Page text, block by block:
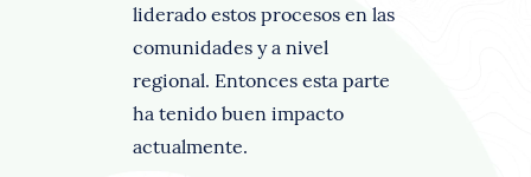
liderado estos procesos en las
comunidades y a nivel
regional. Entonces esta parte
ha tenido buen impacto
actualmente.